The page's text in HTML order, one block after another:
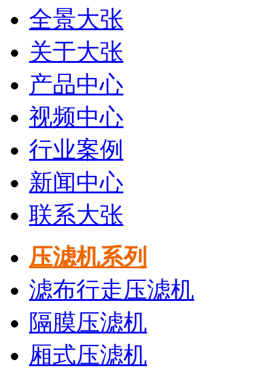
全景大张
关于大张
产品中心
视频中心
行业案例
新闻中心
联系大张
压滤机系列
滤布行走压滤机
隔膜压滤机
厢式压滤机